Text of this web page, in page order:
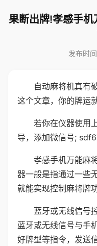
果断出牌!孝感手
发布时
自动麻将机真有
这个文章，你的牌运
若你在仪器使用
导，添加微信号;
孝感手机万能麻
器一般是指通过一些
就能实现控制麻将牌
蓝牙或无线信号
蓝牙或无线信号与手
好牌型等指令，发送